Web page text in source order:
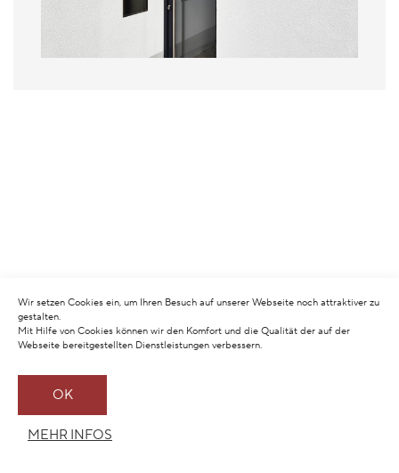
Wir setzen Cookies ein, um Ihren Besuch auf unserer Webseite noch attraktiver zu
gestalten.
Mit Hilfe von Cookies können wir den Komfort und die Qualität der auf der
Webseite bereitgestellten Dienstleistungen verbessern.
OK
MEHR INFOS